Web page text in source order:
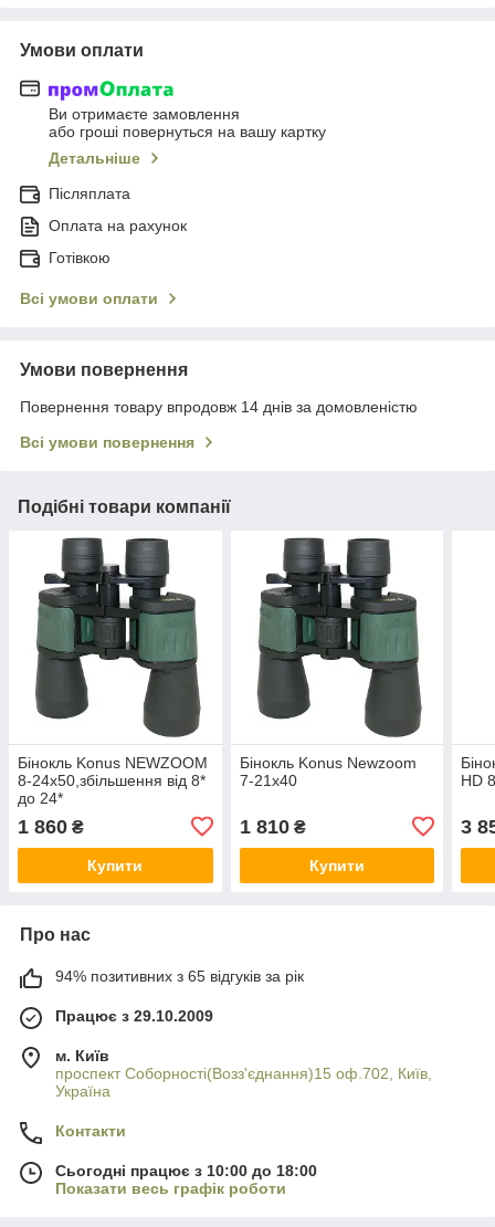
Умови оплати
Ви отримаєте замовлення
або гроші повернуться на вашу картку
Детальніше
Післяплата
Оплата на рахунок
Готівкою
Всі умови оплати
Умови повернення
Повернення товару впродовж 14 днів за домовленістю
Всі умови повернення
Подібні товари компанії
Бінокль Konus NEWZOOM
8-24x50,збільшення від 8*
до 24*
1 860 ₴
Купити
Бінокль Konus Newzoom
7-21x40
1 810₴
Купити
HD
3
Про нас
94% позитивних з 65 відгуків за рік
Працює з 29.10.2009
м. Київ
проспект Соборності(Возз'єднання)15 оф.702, Київ,
Україна
Контакти
Сьогодні працює з 10:00 до 18:00
Показати весь графік роботи